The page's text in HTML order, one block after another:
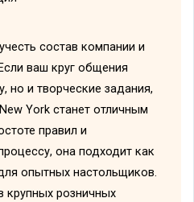
состав компании и
ваш круг общения
но и творческие задания,
York станет отличным
правил и
она подходит как
опытных настольщиков.
крупных розничных